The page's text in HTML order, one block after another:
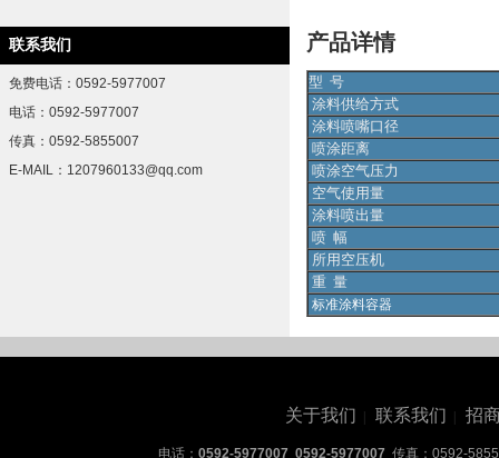
联系我们
免费电话：0592-5977007
电话：0592-5977007
传真：0592-5855007
E-MAIL：1207960133@qq.com
产品详情
型 号
涂料供给方式
涂料喷嘴口径
喷涂距离
喷涂空气压力
空气使用量
涂料喷出量
喷 幅
所用空压机
重 量
标准涂料容器
关于我们 联系我们 招
电话： 0592-5977007 0592-5977007 传真：0592-